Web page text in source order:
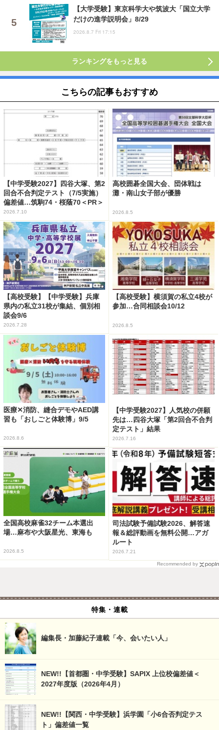
【大学受験】東京科学大や筑波大「国立大学
だけの進学説明会」8/29
2026.8.7 Fri 17:15
ランキングをもっと見る
こちらの記事もおすすめ
【中学受験2027】四谷大塚、第2
回合不合判定テスト（7/5実施）
偏差値…筑駒74・桜蔭70＜PR＞
2026.7.10
高校囲碁全国大会、団体戦は
灘・南山女子部が優勝
2026.8.5
【高校受験】【中学受験】兵庫
県内の私立31校が集結、個別相
談会9/6
2026.7.28
【高校受験】横須賀の私立4校が
参加…合同相談会10/12
2026.8.5
医療✕消防、縫合デモやAED講
習も「おしごと体験博」9/5
2026.8.6
【中学受験2027】人気校の併願
先は…四谷大塚「第2回合不合判
定テスト」結果
2026.7.16
全国高校麻雀32チーム本選出
場…麻布や大阪星光、東海も
2026.8.5
司法試験予備試験2026、解答速
報＆総評動画を無料公開…アガ
ルート
2026.7.21
Recommended by
特集・連載
編集長・加藤紀子連載「今、会いたい人」
NEW!!【首都圏・中学受験】SAPIX 上位校偏差値＜
2027年度版（2026年4月）
NEW!!【関西・中学受験】浜学園「小6合否判定テス
ト」偏差値一覧